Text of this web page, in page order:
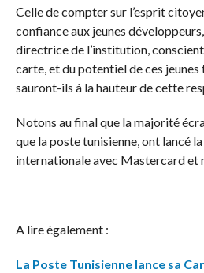
Celle de compter sur l’esprit
confiance aux jeunes
directrice de l’institution,
carte, et du potentiel de ces jeunes
sauront-ils à la hauteur de cette
Notons au final que la majorité
que la poste tunisienne, ont lancé
internationale avec Mastercard et
A lire également :
La Poste Tunisienne lance sa